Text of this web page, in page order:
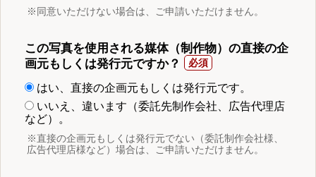
※同意いただけない場合は、ご申請いただけません。
この写真を使用される媒体（制作物）の直接の企
画元もしくは発行元ですか？
はい、直接の企画元もしくは発行元です。
いいえ、違います（委託先制作会社、広告代理店
など）。
※直接の企画元もしくは発行元でない（委託制作会社様、
広告代理店様など）場合は、ご申請いただけません。